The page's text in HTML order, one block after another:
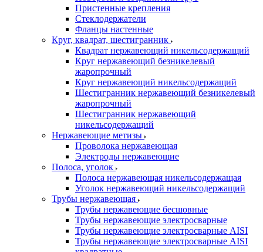
Пристенные крепления
Стеклодержатели
Фланцы настенные
Круг, квадрат, шестигранник
Квадрат нержавеющий никельсодержащий
Круг нержавеющий безникелевый
жаропрочный
Круг нержавеющий никельсодержащий
Шестигранник нержавеющий безникелевый
жаропрочный
Шестигранник нержавеющий
никельсодержащий
Нержавеющие метизы
Проволока нержавеющая
Электроды нержавеющие
Полоса, уголок
Полоса нержавеющая никельсодержащая
Уголок нержавеющий никельсодержащий
Трубы нержавеющая
Трубы нержавеющие бесшовные
Трубы нержавеющие электросварные
Трубы нержавеющие электросварные AISI
Трубы нержавеющие электросварные AISI